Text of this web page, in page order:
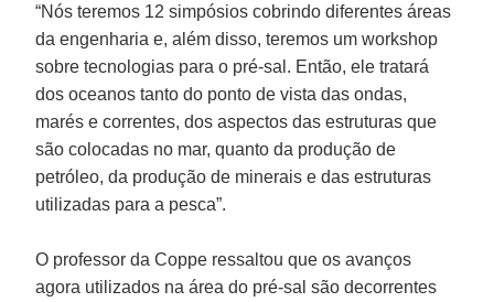
“Nós teremos 12 simpósios cobrindo diferentes áreas
da engenharia e, além disso, teremos um workshop
sobre tecnologias para o pré-sal. Então, ele tratará
dos oceanos tanto do ponto de vista das ondas,
marés e correntes, dos aspectos das estruturas que
são colocadas no mar, quanto da produção de
petróleo, da produção de minerais e das estruturas
utilizadas para a pesca”.
O professor da Coppe ressaltou que os avanços
agora utilizados na área do pré-sal são decorrentes